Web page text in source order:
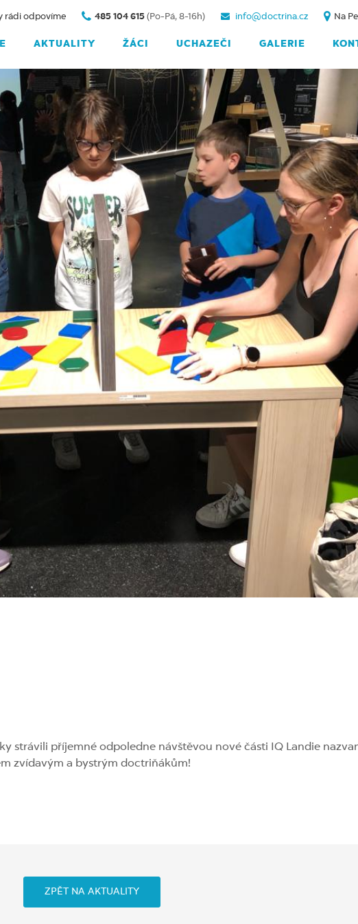
AKTUALITY ŽÁCI UCHAZEČI GALERIE
rádi odpovíme 485 104 615 (Po-Pá, 8-16h) info@doctrina.cz Na
strávili příjemné odpoledne návštěvou nové části IQ Landie
zvídavým a bystrým doctriňákům!
ZPĚT NA AKTUALITY